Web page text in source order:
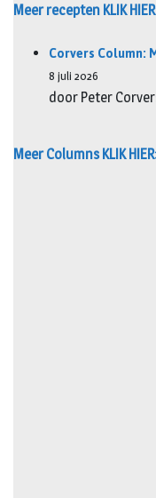
Meer recepten KLIK
Corvers Column:
8 juli 2026
door Peter
Meer Columns KLIK